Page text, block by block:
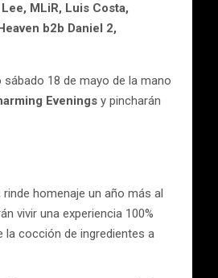
MLiR, Luis Costa,
b2b Daniel 2,
18 de mayo de la mano
Evenings y pincharán
homenaje un año más al
vivir una experiencia 100%
la cocción de ingredientes a